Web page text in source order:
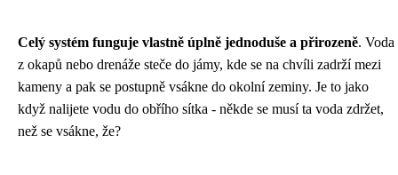
Celý systém funguje vlastně úplně jednoduše a přirozeně. Voda
z okapů nebo drenáže steče do jámy, kde se na chvíli zadrží mezi
kameny a pak se postupně vsákne do okolní zeminy. Je to jako
když nalijete vodu do obřího sítka - někde se musí ta voda zdržet,
než se vsákne, že?